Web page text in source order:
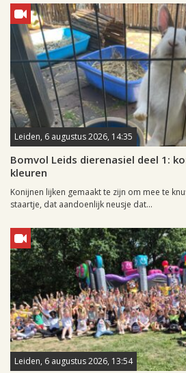
Leiden, 6 augustus 2026, 14:35
Bomvol Leids dierenasiel deel 1:
kleuren
Konijnen lijken gemaakt te zijn om mee te
staartje, dat aandoenlijk neusje dat...
Leiden, 6 augustus 2026, 13:54